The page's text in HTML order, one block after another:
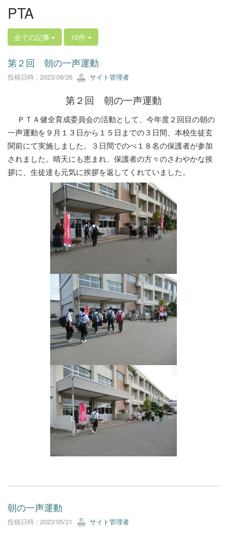
PTA
全ての記事 10件
第２回 朝の一声運動
投稿日時 : 2023/09/26 サイト管理者
第２回 朝の一声運動
ＰＴＡ健全育成委員会の活動として、今年度２回目の朝の
一声運動を９月１３日から１５日までの３日間、本校生徒玄
関前にて実施しました。３日間でのべ１８名の保護者が参加
されました。晴天にも恵まれ、保護者の方々のさわやかな挨
拶に、生徒達も元気に挨拶を返してくれていました。
朝の一声運動
投稿日時 : 2023/05/21 サイト管理者